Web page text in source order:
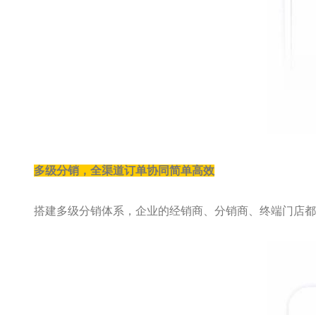
多级分销，全渠道订单协同简单高效
搭建多级分销体系，企业的经销商、分销商、终端门店